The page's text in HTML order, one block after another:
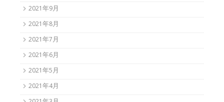
2021年9月
2021年8月
2021年7月
2021年6月
2021年5月
2021年4月